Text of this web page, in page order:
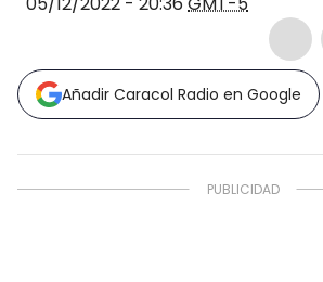
Añadir Caracol Radio en Google